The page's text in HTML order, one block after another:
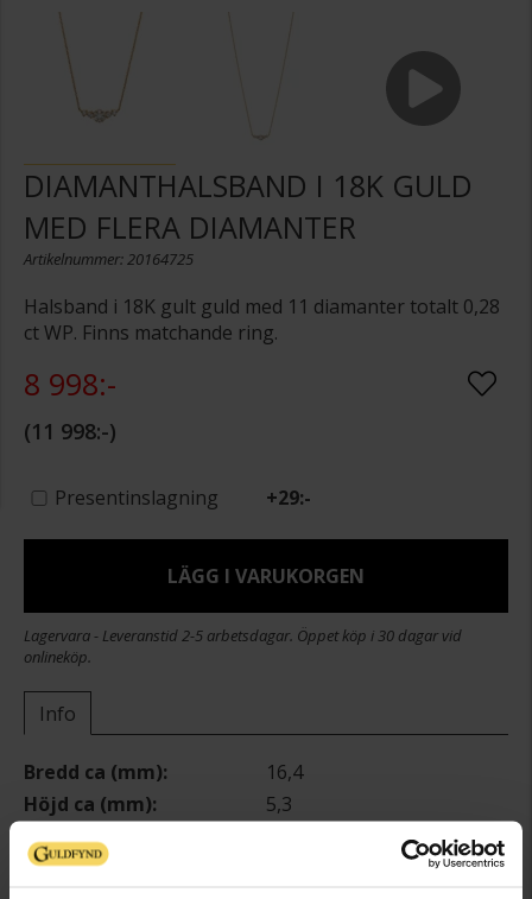
DIAMANTHALSBAND I 18K GULD
MED FLERA DIAMANTER
Artikelnummer: 20164725
Halsband i 18K gult guld med 11 diamanter totalt 0,28
ct WP. Finns matchande ring.
8 998:-
11 998:-
Presentinslagning +29:-
LÄGG I VARUKORGEN
Lagervara - Leveranstid 2-5 arbetsdagar. Öppet köp i 30 dagar vid
onlineköp.
Info
Bredd ca (mm)
16,4
Höjd ca (mm)
5,3
Längd ca (cm)
Varumärke